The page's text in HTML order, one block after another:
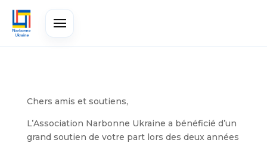
Chers amis et soutiens,
L’Association Narbonne Ukraine a bénéficié d’un
grand soutien de votre part lors des deux années